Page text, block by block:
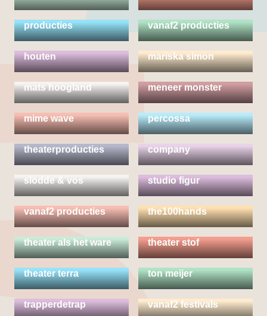
klein amsterdam
producties
la llave maestra &
vanaf2 producties
marianne van
houten
mariska simon
mats hoogland meneer monster
mime wave
percossa
pim & pom
theaterproducties
simone de jong
company
slodde & vos
studio figur
teatro koreja &
vanaf2 producties
the100hands
theater als het ware theater stof
theater terra ton meijer
trapperdetrap vanaf2 festivals